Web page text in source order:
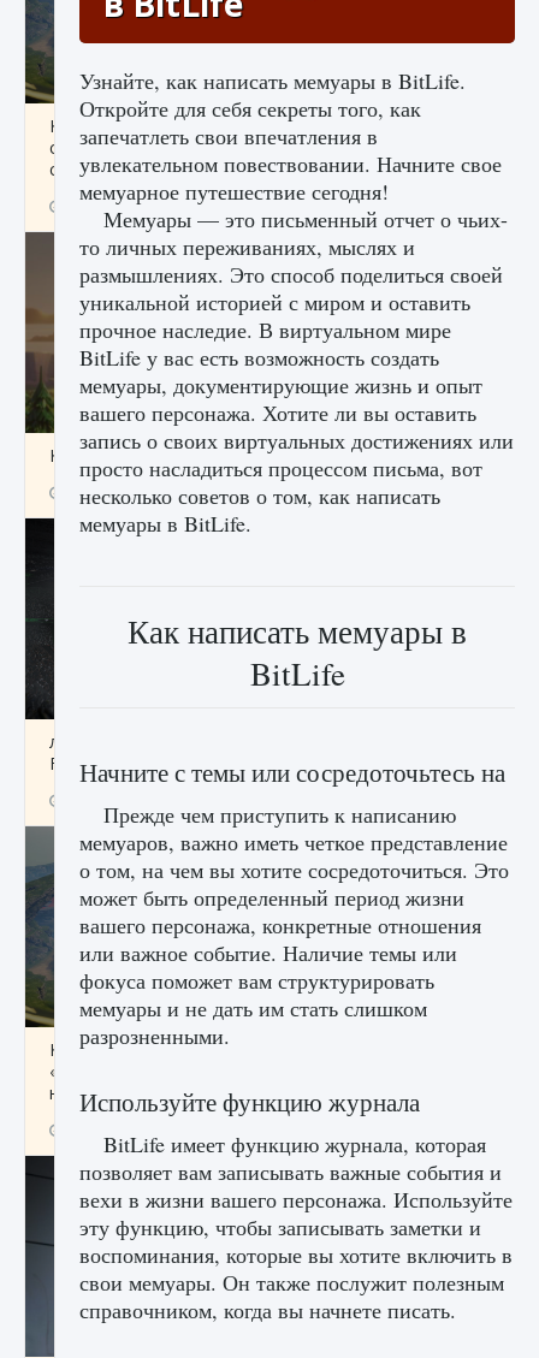
Как исправить ошибку Palworld «Идет
сохранение мира — Невозможно начать
сохранение данных мира»
9 августа 2024 2 511 0
Как заработать медали лиги Clash of Clans
9 августа 2024 2 599 0 1
лицензии, лиги, команды и стадионы в EA
FC 25
Как исправить ошибку Palworld EPalworld
«Идет сохранение мира — Невозможно
начать сохранение данных мира»
Узнайте, как написать мемуары в BitLife.
Откройте для себя секреты того, как
запечатлеть свои впечатления в
увлекательном повествовании. Начните свое
мемуарное путешествие сегодня!
Мемуары — это письменный отчет о чьих-
то личных переживаниях, мыслях и
размышлениях. Это способ поделиться своей
уникальной историей с миром и оставить
прочное наследие. В виртуальном мире
BitLife у вас есть возможность создать
мемуары, документирующие жизнь и опыт
вашего персонажа. Хотите ли вы оставить
запись о своих виртуальных достижениях или
просто насладиться процессом письма, вот
несколько советов о том, как написать
мемуары в BitLife.
Как написать мемуары в
BitLife
Начните с темы или сосредоточьтесь на
Прежде чем приступить к написанию
мемуаров, важно иметь четкое представление
о том, на чем вы хотите сосредоточиться. Это
может быть определенный период жизни
вашего персонажа, конкретные отношения
или важное событие. Наличие темы или
фокуса поможет вам структурировать
мемуары и не дать им стать слишком
разрозненными.
Используйте функцию журнала
BitLife имеет функцию журнала, которая
позволяет вам записывать важные события и
вехи в жизни вашего персонажа. Используйте
эту функцию, чтобы записывать заметки и
воспоминания, которые вы хотите включить в
свои мемуары. Он также послужит полезным
справочником, когда вы начнете писать.